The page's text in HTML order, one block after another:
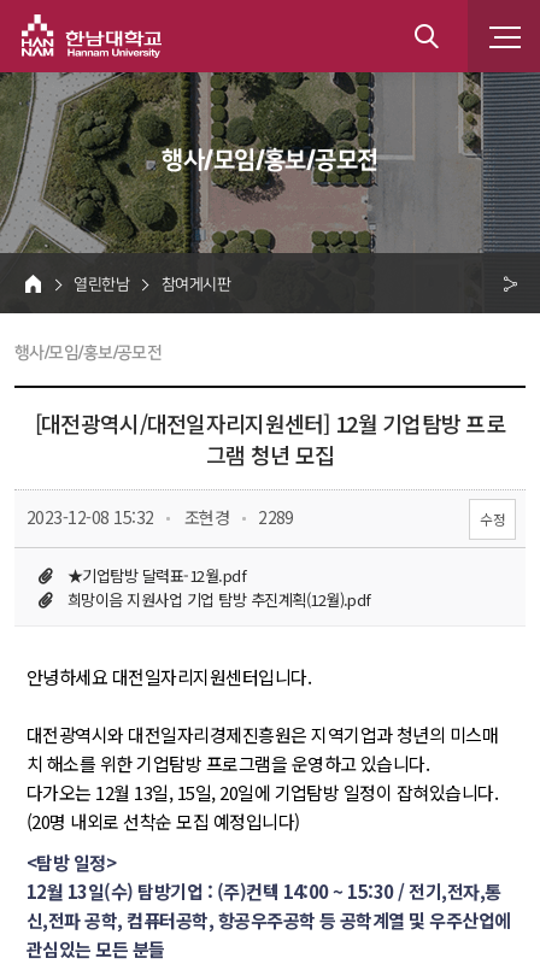
통
행사/모임/홍보/공모전
HOME
열린한남 참여게시판
유
행사/모임/홍보/공모전
[대전광역시/대전일자리지원센터] 12월 기업탐방 프로
그램 청년 모집
2023-12-08 15:32 조현경 2289 수정
★기업탐방 달력표-12월.pdf
희망이음 지원사업 기업 탐방 추진계획(12월).pdf
안녕하세요 대전일자리지원센터입니다.
대전광역시와 대전일자리경제진흥원은 지역기업과 청년의 미스매
치 해소를 위한 기업탐방 프로그램을 운영하고 있습니다.
다가오는 12월 13일, 15일, 20일에 기업탐방 일정이 잡혀있습니다.
(20명 내외로 선착순 모집 예정입니다)
<탐방 일정>
12월 13일(수) 탐방기업 : (주)컨텍 14:00 ~ 15:30 / 전기,전자,통
신,전파 공학, 컴퓨터공학, 항공우주공학 등 공학계열 및 우주산업에
관심있는 모든 분들